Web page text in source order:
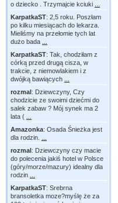
o dziecko . Trzymajcie kciuki
KarpatkaST: 2,5 roku. Poszłam
po kilku miesiącach do lekarza.
Mieliśmy na przełomie tych lat
dużo bada
KarpatkaST: Tak, chodziłam z
córką przed drugą cisza, w
trakcie, z niemowlakiem i z
dwójką bawiących
rozmal: Dziewczyny, Czy
chodzicie ze swoimi dziećmi do
salek zabaw ? Mój synek ma 2
lata (
Amazonka: Osada Śnieżka jest
dla rodzin.
rozmal: Dziewczyny czy macie
do polecenia jakiś hotel w Polsce
(góry/morze/mazury) idealny dla
rodzin
KarpatkaST: Srebrna
bransoletka moze?myślę że za